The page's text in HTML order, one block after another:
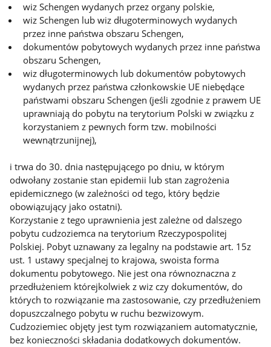
wiz Schengen wydanych przez organy polskie,
wiz Schengen lub wiz długoterminowych wydanych
przez inne państwa obszaru Schengen,
dokumentów pobytowych wydanych przez inne państwa
obszaru Schengen,
wiz długoterminowych lub dokumentów pobytowych
wydanych przez państwa członkowskie UE niebędące
państwami obszaru Schengen (jeśli zgodnie z prawem UE
uprawniają do pobytu na terytorium Polski w związku z
korzystaniem z pewnych form tzw. mobilności
wewnątrzunijnej),
i trwa do 30. dnia następującego po dniu, w którym
odwołany zostanie stan epidemii lub stan zagrożenia
epidemicznego (w zależności od tego, który będzie
obowiązujący jako ostatni).
Korzystanie z tego uprawnienia jest zależne od dalszego
pobytu cudzoziemca na terytorium Rzeczypospolitej
Polskiej. Pobyt uznawany za legalny na podstawie art. 15z
ust. 1 ustawy specjalnej to krajowa, swoista forma
dokumentu pobytowego. Nie jest ona równoznaczna z
przedłużeniem którejkolwiek z wiz czy dokumentów, do
których to rozwiązanie ma zastosowanie, czy przedłużeniem
dopuszczalnego pobytu w ruchu bezwizowym.
Cudzoziemiec objęty jest tym rozwiązaniem automatycznie,
bez konieczności składania dodatkowych dokumentów.